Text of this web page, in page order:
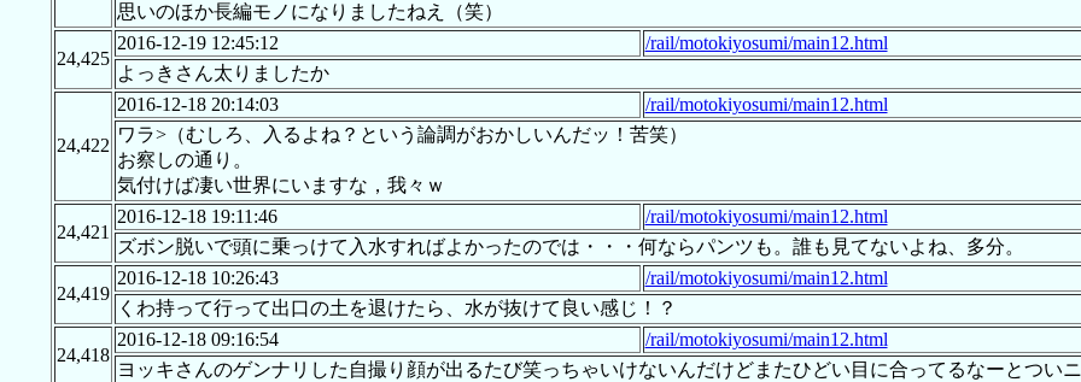
思いのほか長編モノになりましたねえ（笑）
24,425
2016-12-19 12:45:12
/rail/motokiyosumi/main12.html
よっきさん太りましたか
24,422
2016-12-18 20:14:03
/rail/motokiyosumi/main12.html
ワラ>（むしろ、入るよね？という論調がおかしいんだッ！苦笑）
お察しの通り。
気付けば凄い世界にいますな，我々ｗ
24,421
2016-12-18 19:11:46
/rail/motokiyosumi/main12.html
ズボン脱いで頭に乗っけて入水すればよかったのでは・・・何ならパンツも。誰も見てないよね、多分。
24,419
2016-12-18 10:26:43
/rail/motokiyosumi/main12.html
くわ持って行って出口の土を退けたら、水が抜けて良い感じ！？
24,418
2016-12-18 09:16:54
/rail/motokiyosumi/main12.html
ヨッキさんのゲンナリした自撮り顔が出るたび笑っちゃいけないんだけどまたひどい目に合ってるなーとつい